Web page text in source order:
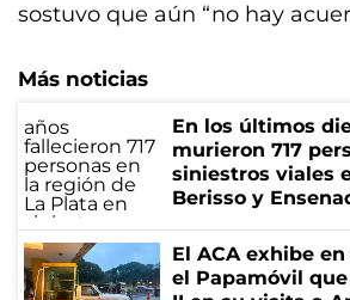
sostuvo que aún “no hay
Más noticias
En los últimos
murieron 717
siniestros viales
Berisso y
El ACA exhibe
el Papamóvil